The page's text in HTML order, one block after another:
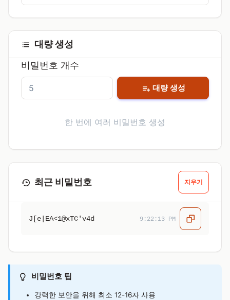
대량 생성
비밀번호 개수
대량 생성
한 번에 여러 비밀번호 생성
최근 비밀번호 지우기
J[e|EA<1@xTC'v4d 9:22:13 PM
비밀번호 팁
강력한 보안을 위해 최소 12-16자 사용